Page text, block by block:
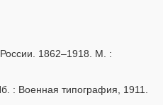
1862–1918. М. :
: Военная типография, 1911.